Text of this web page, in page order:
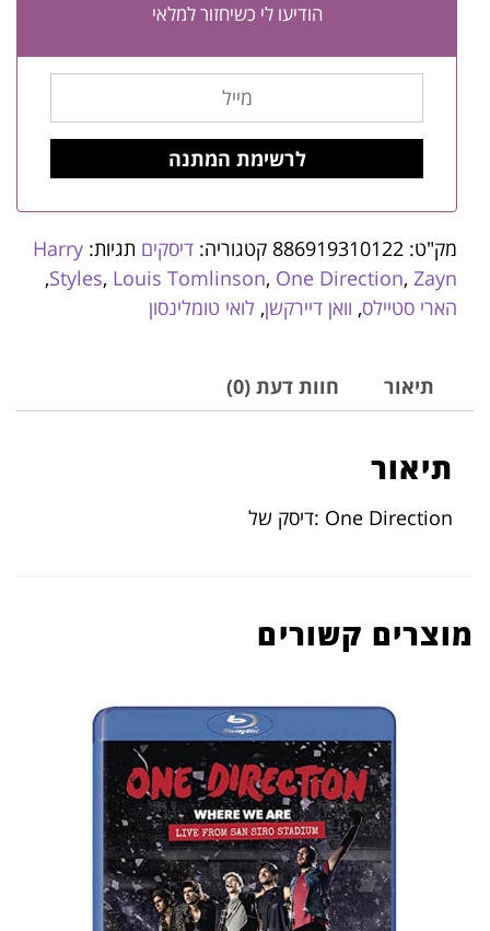
הודיעו לי כשיחזור למלאי
מק"ט: 886919310122 קטגוריה: דיסקים תגיות: Harry
Styles, Louis Tomlinson, One Direction, Zayn
,
הארי סטיילס, וואן דיירקשן, לואי טומלינסון
תיאור חוות דעת (0)
תיאור
One Direction :דיסק של
מוצרים קשורים